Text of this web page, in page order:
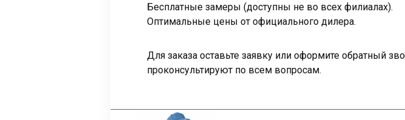
Бесплатные замеры (доступны не во всех филиалах).
Оптимальные цены от официального дилера.
Для заказа оставьте заявку или оформите обратный
проконсультируют по всем вопросам.